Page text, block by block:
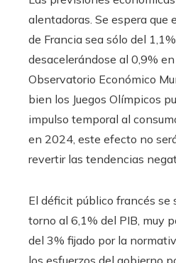
alentadoras. Se espera que
de Francia sea sólo del
desacelerándose al 0,9%
Observatorio Económico
bien los Juegos Olímpicos
impulso temporal al
en 2024, este efecto no
revertir las tendencias
El déficit público francés se
torno al 6,1% del PIB, muy
del 3% fijado por la
los esfuerzos del gobierno